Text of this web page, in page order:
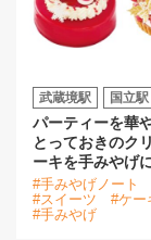
武蔵境駅 国立駅
パーティーを華
とっておきのク
ーキを手みやげ
#手みやげノート
#スイーツ
#ケー
#手みやげ